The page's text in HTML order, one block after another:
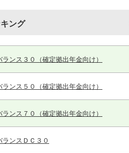
ング
ランス３０（確定拠出年金向け）
ランス５０（確定拠出年金向け）
ランス７０（確定拠出年金向け）
ランスＤＣ３０